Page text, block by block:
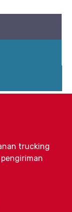
trucking